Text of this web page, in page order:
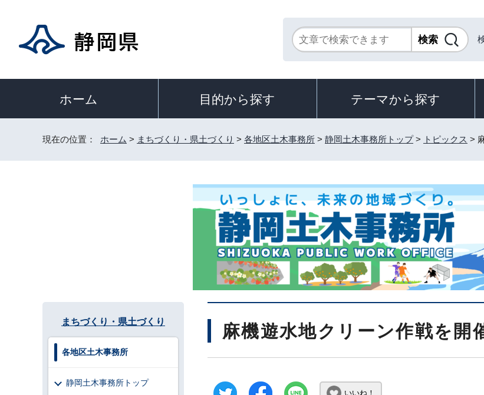
ホーム 目的から探す テーマから探す
現在の位置： ホーム > まちづくり・県土づくり > 各地区土木事務所 > 静岡土木事務所トップ> トピックス >
麻機遊水地クリーン作戦を開
いいね！
まちづくり・県土づくり
各地区土木事務所
静岡土木事務所トップ